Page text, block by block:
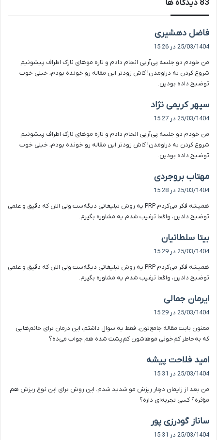
‫83 دیدگاه ها
فاضل دهشیری
:
25/03/1404 در 15:26
من خودم دو جلسه پی‌آر‌پی انجام دادم و تازه موهای نازک اطراف پیشونیم
شروع کردن به دراومدن! کاش زودتر این مقاله رو خونده بودم، خیلی خوب
توضیح داده بودین.
سپهر کریمی نژاد
:
25/03/1404 در 15:27
من خودم دو جلسه پی‌آر‌پی انجام دادم و تازه موهای نازک اطراف پیشونیم
شروع کردن به دراومدن! کاش زودتر این مقاله رو خونده بودم، خیلی خوب
توضیح داده بودین.
مهتاب بروجردی
:
25/03/1404 در 15:28
همیشه فکر می‌کردم PRP یه روش تبلیغاتی دیگه‌ست ولی الان که دقیق و علمی
توضیح دادین، واقعا ترغیب شدم یه مشاوره بگیرم.
بیتا سلطانیان
ف
:
25/03/1404 در 15:29
همیشه فکر می‌کردم PRP یه روش تبلیغاتی دیگه‌ست ولی الان که دقیق و علمی
توضیح دادین، واقعا ترغیب شدم یه مشاوره بگیرم.
ایرمان جمالی
ف
25/03/1404 در 15:29
ممنون بابت مقاله جامع‌تون. فقط یه سوال داشتم، این درمان برای خانم‌هایی
که به‌خاطر کم‌خونی موهاشون کم‌پشت شده هم جواب می‌ده؟
امید فلاحت پیشه
:
25/03/1404 در 15:31
من بعد از زایمان دچار ریزش مو شدید شدم. این روش برای این نوع ریزش هم
مؤثره؟ کسی تجربه‌ای داره؟
ساناز گودرزی پور
25/03/1404 در 15:31